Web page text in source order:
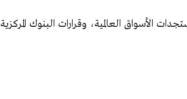
الأسواق العالمية، وقرارات البنوك المركزية